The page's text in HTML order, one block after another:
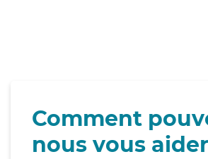
Comment
nous vous